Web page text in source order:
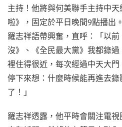
主持！他將與何美聯手主持中
啦》，固定於平日晚間9點播出
羅志祥語帶興奮，直呼：「以
沒》、《全民最大黨》我都錄
裡住得很近，每次經過中天大
停下來想：什麼時候能再進去
了！」
羅志祥透露，他平時會關注電